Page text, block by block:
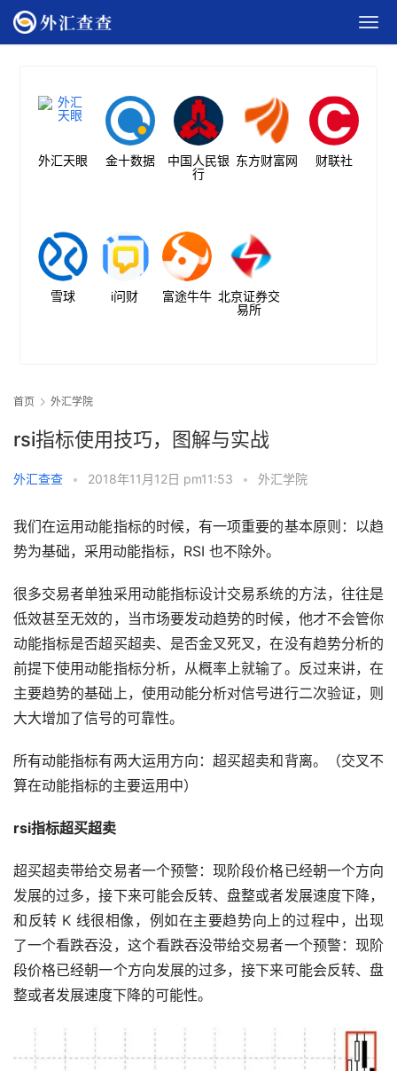
外汇天眼 金十数据
中国人民银
行
东方财富网 财联社
雪球 i问财 富途牛牛 北京证券交
易所
首页 外汇学院
rsi指标使用技巧，图解与实战
外汇查查 • 2018年11月12日 pm11:53 • 外汇学院
我们在运用动能指标的时候，有一项重要的基本原则：以趋
势为基础，采用动能指标，RSI 也不除外。
很多交易者单独采用动能指标设计交易系统的方法，往往是
低效甚至无效的，当市场要发动趋势的时候，他才不会管你
动能指标是否超买超卖、是否金叉死叉，在没有趋势分析的
前提下使用动能指标分析，从概率上就输了。反过来讲，在
主要趋势的基础上，使用动能分析对信号进行二次验证，则
大大增加了信号的可靠性。
所有动能指标有两大运用方向：超买超卖和背离。（交叉不
算在动能指标的主要运用中）
rsi指标超买超卖
超买超卖带给交易者一个预警：现阶段价格已经朝一个方向
发展的过多，接下来可能会反转、盘整或者发展速度下降，
和反转 K 线很相像，例如在主要趋势向上的过程中，出现
了一个看跌吞没，这个看跌吞没带给交易者一个预警：现阶
段价格已经朝一个方向发展的过多，接下来可能会反转、盘
整或者发展速度下降的可能性。